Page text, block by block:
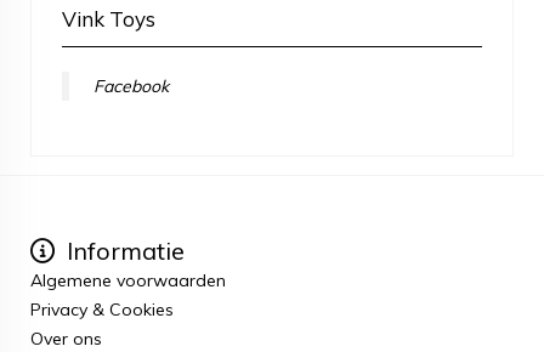
Vink Toys
Facebook
Informatie
Algemene voorwaarden
Privacy & Cookies
Over ons